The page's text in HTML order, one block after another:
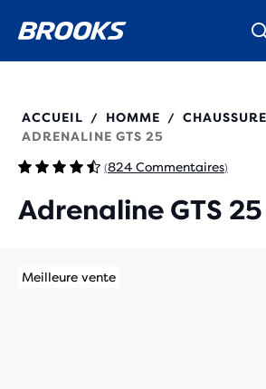
Livraison standard gratuite pour les membres.
La toute nouvelle Ghost Amp est là - Acheter
Découvre la nouvelle collection Cascadia -
110454
ACCUEIL / HOMME /
ADRENALINE GTS 25
(824 Commentaires)
Adrenaline GTS 25
Meilleure vente